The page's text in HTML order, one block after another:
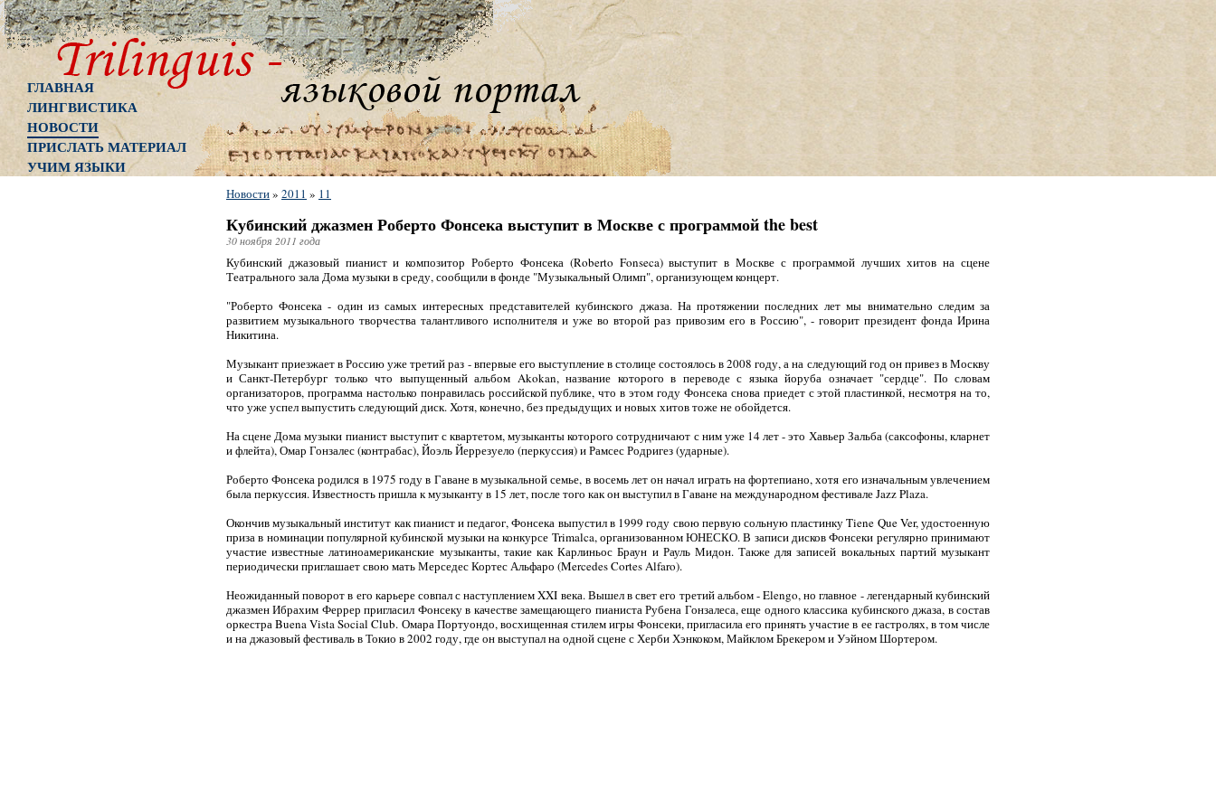
ГЛАВНАЯ
ЛИНГВИСТИКА
НОВОСТИ
ПРИСЛАТЬ МАТЕРИАЛ
УЧИМ ЯЗЫКИ
Новости» 2011 » 11
Кубинский джазмен Роберто Фонсека выступит в Москве с программой the best
30 ноября 2011 года
Кубинский джазовый пианист и композитор Роберто Фонсека (Roberto Fonseca) выступит в Москве с программой лучших хитов на сцене
Театрального зала Дома музыки в среду, сообщили в фонде "Музыкальный Олимп", организующем концерт.
"Роберто Фонсека - один из самых интересных представителей кубинского джаза. На протяжении последних лет мы внимательно следим за
развитием музыкального творчества талантливого исполнителя и уже во второй раз привозим его в Россию", - говорит президент фонда Ирина
Никитина.
Музыкант приезжает в Россию уже третий раз - впервые его выступление в столице состоялось в 2008 году, а на следующий год он привез в Москву
и Санкт-Петербург только что выпущенный альбом Akokan, название которого в переводе с языка йоруба означает "сердце". По словам
организаторов, программа настолько понравилась российской публике, что в этом году Фонсека снова приедет с этой пластинкой, несмотря на то,
что уже успел выпустить следующий диск. Хотя, конечно, без предыдущих и новых хитов тоже не обойдется.
На сцене Дома музыки пианист выступит с квартетом, музыканты которого сотрудничают с ним уже 14 лет - это Хавьер Зальба (саксофоны, кларнет
и флейта), Омар Гонзалес (контрабас), Йоэль Йеррезуело (перкуссия) и Рамсес Родригез (ударные).
Роберто Фонсека родился в 1975 году в Гаване в музыкальной семье, в восемь лет он начал играть на фортепиано, хотя его изначальным увлечением
была перкуссия. Известность пришла к музыканту в 15 лет, после того как он выступил в Гаване на международном фестивале Jazz Plaza.
Окончив музыкальный институт как пианист и педагог, Фонсека выпустил в 1999 году свою первую сольную пластинку Tiene Que Ver, удостоенную
приза в номинации популярной кубинской музыки на конкурсе Trimalca, организованном ЮНЕСКО. В записи дисков Фонсеки регулярно принимают
участие известные латиноамериканские музыканты, такие как Карлиньос Браун и Рауль Мидон. Также для записей вокальных партий музыкант
периодически приглашает свою мать Мерседес Кортес Альфаро (Mercedes Cortes Alfaro).
Неожиданный поворот в его карьере совпал с наступлением XXI века. Вышел в свет его третий альбом - Elengo, но главное - легендарный кубинский
джазмен Ибрахим Феррер пригласил Фонсеку в качестве замещающего пианиста Рубена Гонзалеса, еще одного классика кубинского джаза, в состав
оркестра Buena Vista Social Club. Омара Портуондо, восхищенная стилем игры Фонсеки, пригласила его принять участие в ее гастролях, в том числе
и на джазовый фестиваль в Токио в 2002 году, где он выступал на одной сцене с Херби Хэнкоком, Майклом Брекером и Уэйном Шортером.